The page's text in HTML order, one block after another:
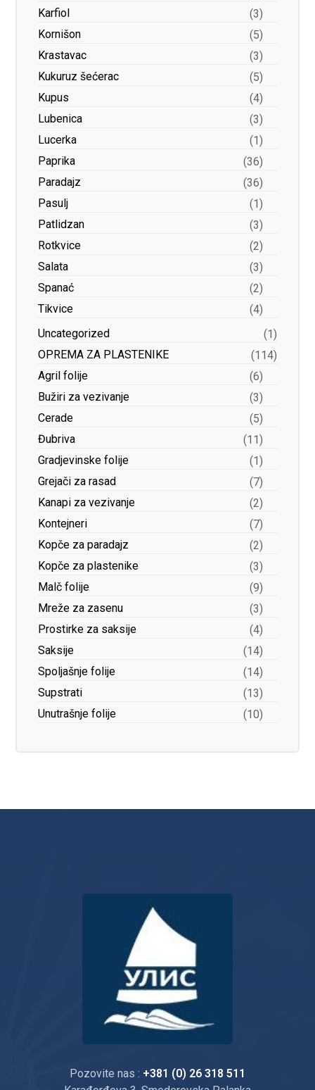
Karfiol
(3)
Kornišon
(5)
Krastavac
(3)
Kukuruz šećerac
(5)
Kupus
(4)
Lubenica
(3)
Lucerka
(1)
Paprika
(36)
Paradajz
(36)
Pasulj
(1)
Patlidzan
(3)
Rotkvice
(2)
Salata
(3)
Spanać
(2)
Tikvice
(4)
Uncategorized
(1)
ОPREMA ZA PLASTENIKE
(114)
Agril folije
(6)
Bužiri za vezivanje
(3)
Cerade
(5)
Đubriva
(11)
Gradjevinske folije
(1)
Grejači za rasad
(7)
Kanapi za vezivanje
(2)
Kontejneri
(7)
Kopče za paradajz
(2)
Kopče za plastenike
(3)
Malč folije
(9)
Mreže za zasenu
(3)
Prostirke za saksije
(4)
Saksije
(14)
Spoljašnje folije
(14)
Supstrati
(13)
Unutrašnje folije
(10)
Pozovite nas : +381 (0) 26 318 511